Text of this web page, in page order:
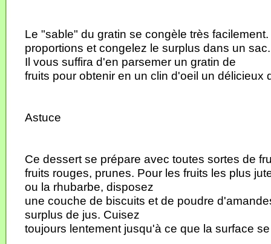
Le "sable" du gratin se congèle très
proportions et congelez le surplus dans un sac.
Il vous suffira d'en parsemer un gratin de
fruits pour obtenir en un clin d'oeil un délicieux
Astuce
Ce dessert se prépare avec toutes sortes de
fruits rouges, prunes. Pour les fruits les plus
ou la rhubarbe, disposez
une couche de biscuits et de poudre
surplus de jus. Cuisez
toujours lentement jusqu'à ce que la surface